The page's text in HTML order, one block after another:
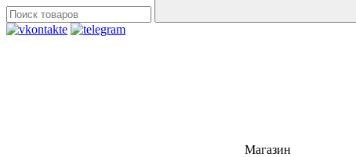
Магазин